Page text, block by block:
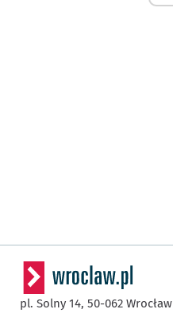
pl. Solny 14, 50-062 Wrocław